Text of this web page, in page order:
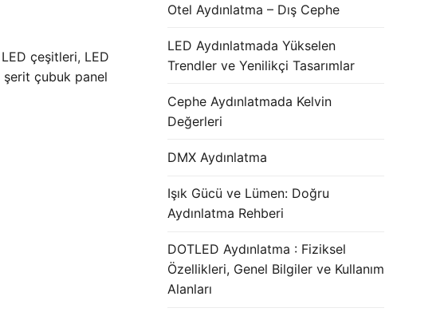
LED çeşitleri, LED
şerit çubuk panel
Otel Aydınlatma – Dış Cephe
LED Aydınlatmada Yükselen
Trendler ve Yenilikçi Tasarımlar
Cephe Aydınlatmada Kelvin
Değerleri
DMX Aydınlatma
Işık Gücü ve Lümen: Doğru
Aydınlatma Rehberi
DOTLED Aydınlatma : Fiziksel
Özellikleri, Genel Bilgiler ve Kullanım
Alanları